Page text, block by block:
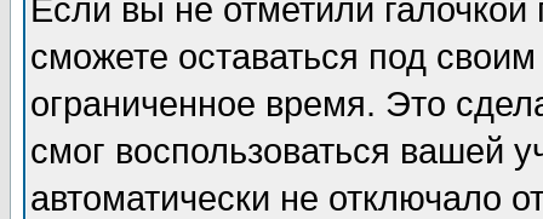
Если вы не отметили галочкой
сможете оставаться под
ограниченное время. Это
смог воспользоваться вашей
автоматически не отключало